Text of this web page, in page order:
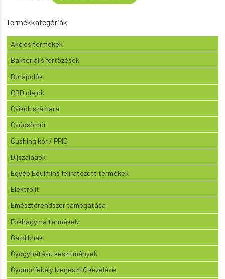
Termékkategóriák
Akciós termékek
Bakteriális fertőzések
Bőrápolók
CBD olajok
Csikók számára
Csüdsömör
Cushing kór / PPID
Díjszalagok
Egyéb Equimins feliratozott termékek
Elektrolit
Emésztőrendszer támogatása
Fokhagyma termékek
Gazdiknak
Gyógyhatású készítmények
Gyomorfekély kiegészítő kezelése